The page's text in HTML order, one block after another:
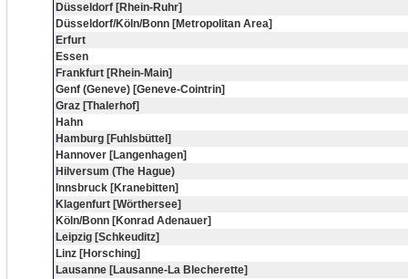
Düsseldorf [Rhein-Ruhr]
Düsseldorf/Köln/Bonn [Metropolitan Area]
Erfurt
Essen
Frankfurt [Rhein-Main]
Genf (Geneve) [Geneve-Cointrin]
Graz [Thalerhof]
Hahn
Hamburg [Fuhlsbüttel]
Hannover [Langenhagen]
Hilversum (The Hague)
Innsbruck [Kranebitten]
Klagenfurt [Wörthersee]
Köln/Bonn [Konrad Adenauer]
Leipzig [Schkeuditz]
Linz [Horsching]
Lausanne [Lausanne-La Blecherette]